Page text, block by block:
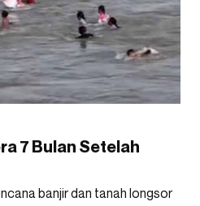
7 Bulan Setelah
banjir dan tanah longsor